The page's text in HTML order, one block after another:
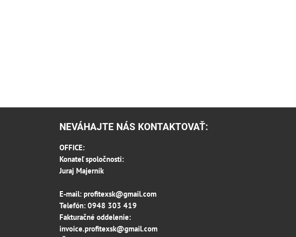
NEVÁHAJTE NÁS KONTAKTOVAŤ:
OFFICE:
Konateľ spoločnosti:
Juraj Majerník
E-mail: profitexsk@gmail.com
Telefón: 0948 303 419
Fakturačné oddelenie:
invoice.profitexsk@gmail.com